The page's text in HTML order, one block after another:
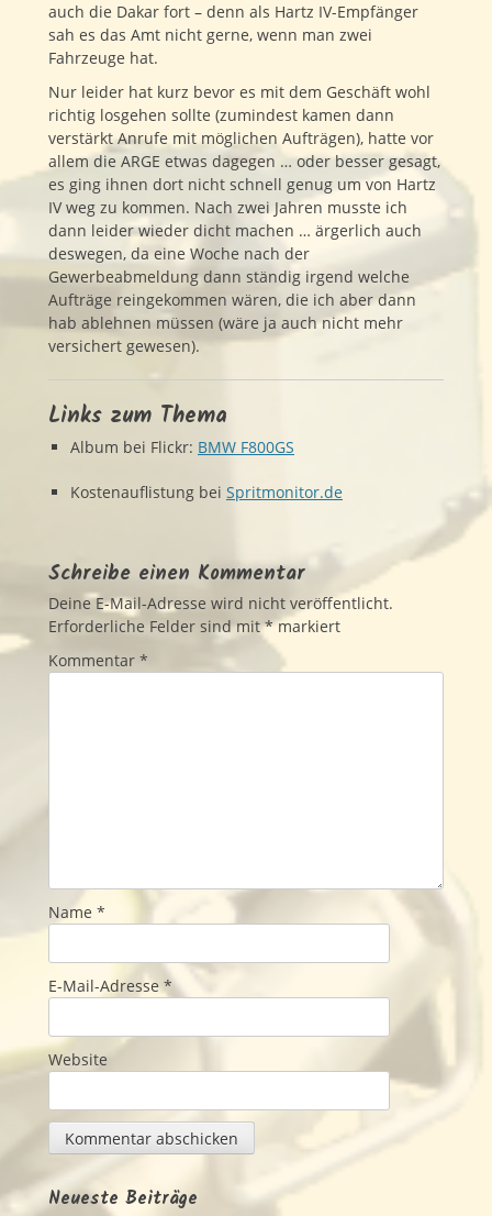
auch die Dakar fort – denn als Hartz IV-Empfänger
sah es das Amt nicht gerne, wenn man zwei
Fahrzeuge hat.
Nur leider hat kurz bevor es mit dem Geschäft wohl
richtig losgehen sollte (zumindest kamen dann
verstärkt Anrufe mit möglichen Aufträgen), hatte vor
allem die ARGE etwas dagegen … oder besser gesagt,
es ging ihnen dort nicht schnell genug um von Hartz
IV weg zu kommen. Nach zwei Jahren musste ich
dann leider wieder dicht machen … ärgerlich auch
deswegen, da eine Woche nach der
Gewerbeabmeldung dann ständig irgend welche
Aufträge reingekommen wären, die ich aber dann
hab ablehnen müssen (wäre ja auch nicht mehr
versichert gewesen).
Links zum Thema
Album bei Flickr: BMW F800GS
Kostenauflistung bei Spritmonitor.de
Schreibe einen Kommentar
Deine E-Mail-Adresse wird nicht veröffentlicht.
Erforderliche Felder sind mit*markiert
Kommentar *
Name *
E-Mail-Adresse *
Website
Neueste Beiträge